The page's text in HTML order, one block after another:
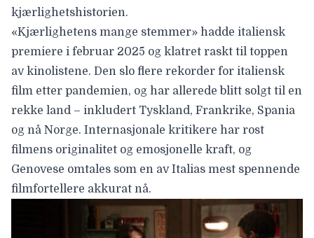
kjærlighetshistorien.
«Kjærlighetens mange stemmer» hadde italiensk
premiere i februar 2025 og klatret raskt til toppen
av kinolistene. Den slo flere rekorder for italiensk
film etter pandemien, og har allerede blitt solgt til en
rekke land – inkludert Tyskland, Frankrike, Spania
og nå Norge. Internasjonale kritikere har rost
filmens originalitet og emosjonelle kraft, og
Genovese omtales som en av Italias mest spennende
filmfortellere akkurat nå.